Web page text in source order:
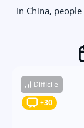
In China,
Difficile
+30